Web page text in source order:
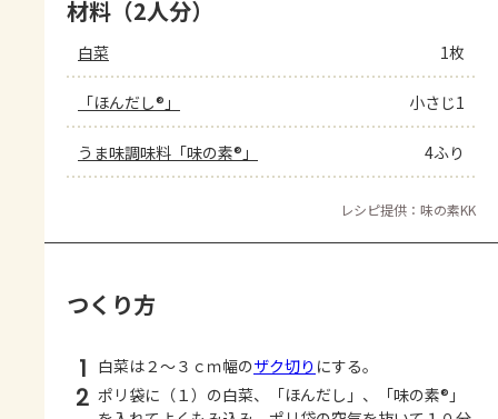
材料（2人分）
白菜 1枚
「ほんだし®」 小さじ1
うま味調味料「味の素®」 4ふり
レシピ提供：味の素KK
つくり方
1 白菜は２～３ｃｍ幅のザク切り にする。
2 ポリ袋に（１）の白菜、「ほんだし」、「味の素®」